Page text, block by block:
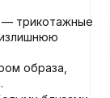
— трикотажные
образа,